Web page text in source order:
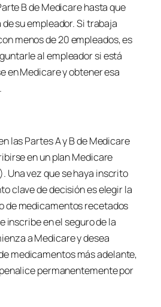
B de Medicare hasta que
su empleador. Si trabaja
menos de 20 empleados, es
al empleador si está
en Medicare y obtener esa
las Partes A y B de Medicare
en un plan Medicare
Una vez que se haya inscrito
clave de decisión es elegir la
de medicamentos recetados
inscribe en el seguro de la
a Medicare y desea
medicamentos más adelante,
permanentemente por